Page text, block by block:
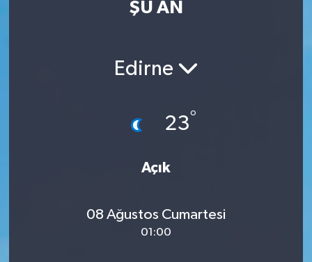
ŞU AN
Edirne
23°
Açık
08 Ağustos Cumartesi
01:00